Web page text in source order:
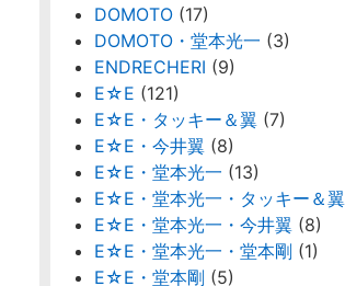
DOMOTO (17)
DOMOTO・堂本光一 (3)
ENDRECHERI (9)
E☆E (121)
E☆E・タッキー＆翼 (7)
E☆E・今井翼 (8)
E☆E・堂本光一 (13)
E☆E・堂本光一・タッキー＆翼
E☆E・堂本光一・今井翼 (8)
E☆E・堂本光一・堂本剛 (1)
E☆E・堂本剛 (5)